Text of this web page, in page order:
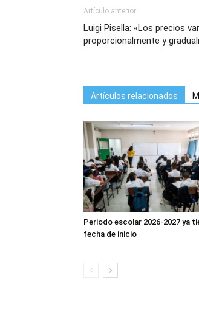
Artículo anterior
Luigi Pisella: «Los precios
proporcionalmente y
Artículos relacionados
Periodo escolar 2026-2027 ya
fecha de inicio